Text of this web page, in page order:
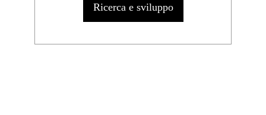
Ricerca e sviluppo